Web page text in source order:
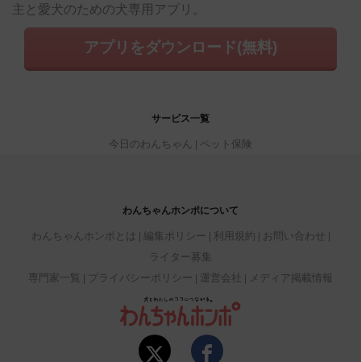
主と愛犬のための犬専用アプリ。
アプリをダウンロード(無料)
サービス一覧
今日のわんちゃん ペット保険
わんちゃんホンポについて
わんちゃんホンポとは 編集ポリシー 利用規約
お問い合わせ
ライター募集
専門家一覧
プライバシーポリシー 運営会社 メディア掲載情報